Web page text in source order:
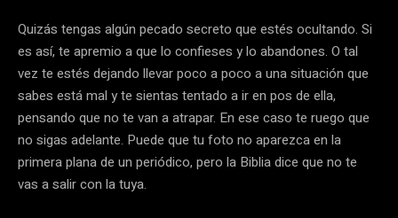
Quizás tengas algún pecado secreto que estés ocultando. Si
es así, te apremio a que lo confieses y lo abandones. O tal
vez te estés dejando llevar poco a poco a una situación que
sabes está mal y te sientas tentado a ir en pos de ella,
pensando que no te van a atrapar. En ese caso te ruego que
no sigas adelante. Puede que tu foto no aparezca en la
primera plana de un periódico, pero la Biblia dice que no te
vas a salir con la tuya.